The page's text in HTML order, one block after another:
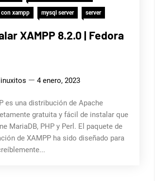
xampp mysql server server
XAMPP 8.2.0 | Fedora
linuxitos 4 enero, 2023
es una distribución de Apache
gratuita y fácil de instalar que
MariaDB, PHP y Perl. El paquete de
de XAMPP ha sido diseñado para